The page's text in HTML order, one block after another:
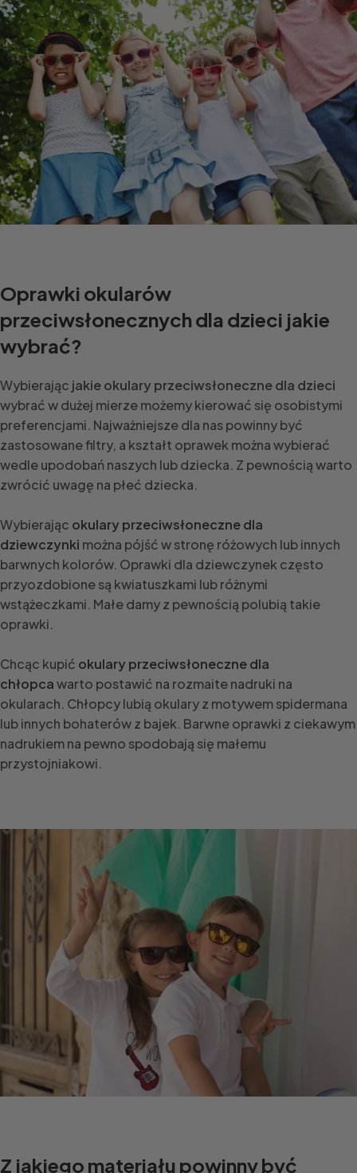
Oprawki okularów
przeciwsłonecznych dla dzieci jakie
wybrać?
Wybierając jakie okulary przeciwsłoneczne dla dzieci
wybrać w dużej mierze możemy kierować się osobistymi
preferencjami. Najważniejsze dla nas powinny być
zastosowane filtry, a kształt oprawek można wybierać
wedle upodobań naszych lub dziecka. Z pewnością warto
zwrócić uwagę na płeć dziecka.
Wybierając okulary przeciwsłoneczne dla
dziewczynki można pójść w stronę różowych lub innych
barwnych kolorów. Oprawki dla dziewczynek często
przyozdobione są kwiatuszkami lub różnymi
wstążeczkami. Małe damy z pewnością polubią takie
oprawki.
Chcąc kupić okulary przeciwsłoneczne dla
chłopcawarto postawić na rozmaite nadruki na
okularach. Chłopcy lubią okulary z motywem spidermana
lub innych bohaterów z bajek. Barwne oprawki z ciekawym
nadrukiem na pewno spodobają się małemu
przystojniakowi.
Z jakiego materiału powinny być